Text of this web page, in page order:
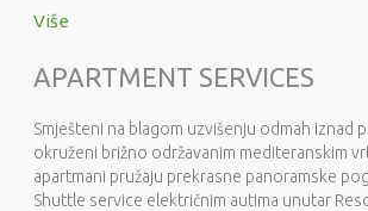
Više
APARTMENT SERVICES
Smješteni na blagom uzvišenju odmah iznad
okruženi brižno održavanim mediteranskim
apartmani pružaju prekrasne panoramske
Shuttle service električnim autima unutar